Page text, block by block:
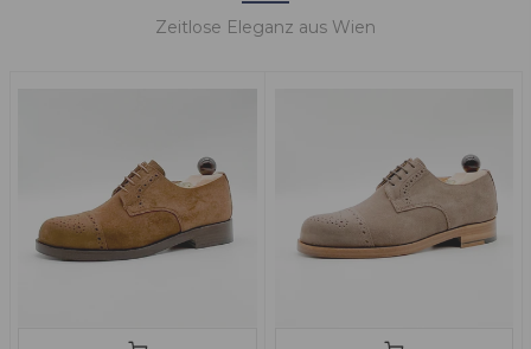
Zeitlose Eleganz aus Wien